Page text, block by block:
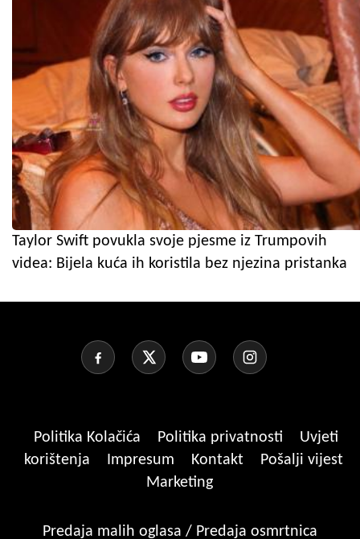
Taylor Swift povukla svoje pjesme iz Trumpovih
videa: Bijela kuća ih koristila bez njezina pristanka
Politika Kolačića Politika privatnosti
Uvjeti
korištenja
Impresum Kontakt
Pošalji vijest
Marketing
Predaja malih oglasa / Predaja osmrtnica